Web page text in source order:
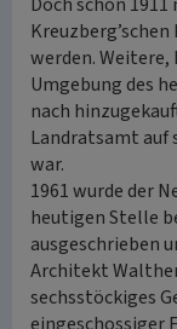
werden. Weitere,
Umgebung des
nach
Landratsamt auf
war.
1961 wurde der
heutigen Stelle
ausgeschrieben
Architekt
sechsstöckiges